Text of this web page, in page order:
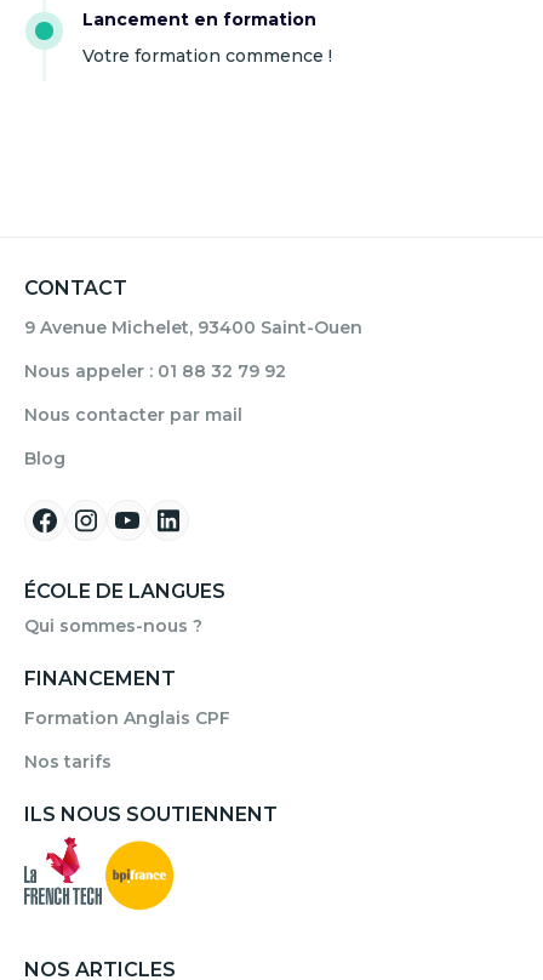
Lancement en formation
Votre formation commence !
CONTACT
9 Avenue Michelet, 93400 Saint-Ouen
Nous appeler : 01 88 32 79 92
Nous contacter par mail
Blog
ÉCOLE DE LANGUES
Qui sommes-nous ?
FINANCEMENT
Formation Anglais CPF
Nos tarifs
ILS NOUS SOUTIENNENT
NOS ARTICLES